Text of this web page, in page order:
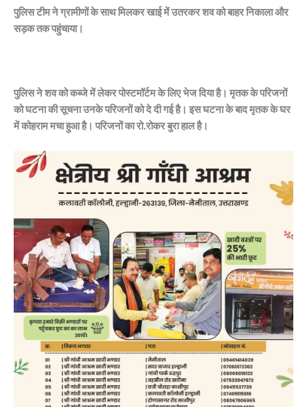
पुलिस टीम ने ग्रामीणों के साथ मिलकर खाई में उतरकर शव को बाहर निकाला और
सड़क तक पहुंचाया।
पुलिस ने शव को कब्जे में लेकर पोस्टमॉर्टम के लिए भेज दिया है। मृतक के परिजनों
को घटना की सूचना उनके परिजनों को दे दी गई है। इस घटना के बाद मृतक के घर
में कोहराम मचा हुआ है। परिजनों का रो.रोकर बुरा हाल है।